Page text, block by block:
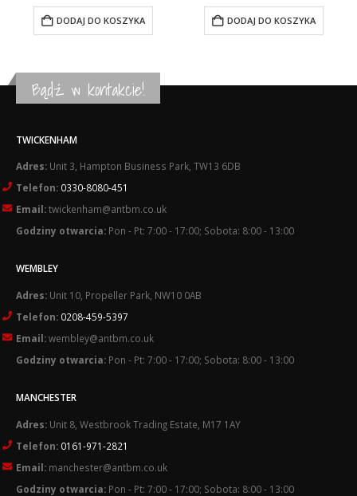
wynosiła:
£25.87.
wynosi:
£20.91.
DODAJ DO KOSZYKA wynosiła:
£109.08.
wynosi:
£92.48.
DODAJ DO KOSZYKA
Bądź w kontakcie!
TWICKENHAM
Adres: Unit 3, Hampton Business Park, TW13 6DB
Telefon: 0330-8080-451
Email:twickenham@antbm.co.uk
Godziny otwarcia: Pon - Pt: 7:00 - 17:00; Sobota: 8:00 - 13:00
WEMBLEY
Adres: Unit 10, Propeller Park, NW10 0AB
Telefon: 0208-459-5397
Email:wembley@antbm.co.uk
Godziny otwarcia: Pon - Pt: 7:00 - 17:00; Sobota: 8:00 - 13:00
MANCHESTER
Adres: Unit 8, Westbrook Trading Estate, M17 1AY
Telefon: 0161-971-2821
Email: manchester@antbm.co.uk
Godziny otwarcia: Pon - Pt: 7:00 - 17:00; Sobota: 8:00 - 13:00